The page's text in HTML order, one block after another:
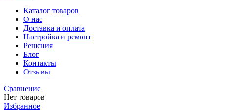
Каталог товаров
О нас
Доставка и оплата
Настройка и ремонт
Решения
Блог
Контакты
Отзывы
Сравнение
Нет товаров
Избранное